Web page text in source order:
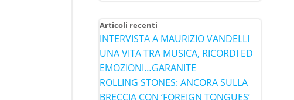
Articoli recenti
INTERVISTA A MAURIZIO VANDELLI
UNA VITA TRA MUSICA, RICORDI ED
EMOZIONI…GARANITE
ROLLING STONES: ANCORA SULLA
BRECCIA CON ‘FOREIGN TONGUES’